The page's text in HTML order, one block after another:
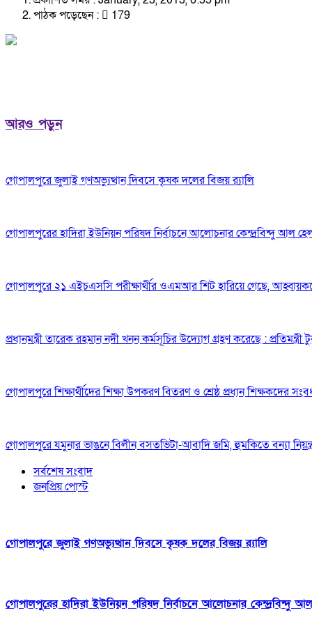
পাঠক পড়েছেন :
179
আরও পড়ুন
গোপালপুরে জুলাই গণঅভ্যুত্থান দিবসে কৃষক দলের বিজয় র‍্যালি
গোপালপুরের হাদিরা ইউনিয়ন পরিষদ নির্বাচনে আলোচনার কেন্দ্রবিন্দু আল
গোপালপুরে ২১ এইচএসসি পরীক্ষার্থীর ওএমআর শিট হারিয়ে গেছে,
প্রধানমন্ত্রী তারেক রহমান নদী খনন কর্মসূচির উদ্যোগ গ্রহণ করেছে : প্রতিমন্ত্রী
গোপালপুরে শিক্ষার্থীদের শিক্ষা উপকরণ বিতরণ ও শ্রেষ্ঠ প্রধান শিক্ষকদের
গোপালপুরে যমুনার ভাঙনে বিলীন বসতভিটা-আবাদি জমি, হুমকিতে বন্যা
সর্বশেষ সংবাদ
জনপ্রিয় পোস্ট
গোপালপুরে জুলাই গণঅভ্যুত্থান দিবসে কৃষক দলের বিজয় র‍্যালি
গোপালপুরের হাদিরা ইউনিয়ন পরিষদ নির্বাচনে আলোচনার কেন্দ্রবিন্দু